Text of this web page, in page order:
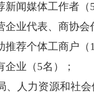
新闻媒体工作者（
企业代表、商协会
推荐个体工商户（
企业（5名 ）
；
、人力资源和社